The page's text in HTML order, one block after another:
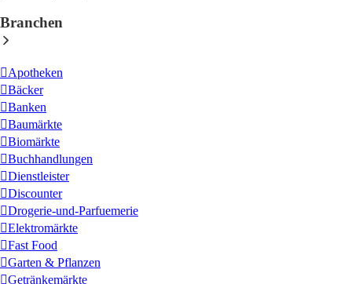
Branchen
Apotheken
Bäcker
Banken
Baumärkte
Biomärkte
Buchhandlungen
Dienstleister
Discounter
Drogerie-und-Parfuemerie
Elektromärkte
Fast Food
Garten & Pflanzen
Getränkemärkte